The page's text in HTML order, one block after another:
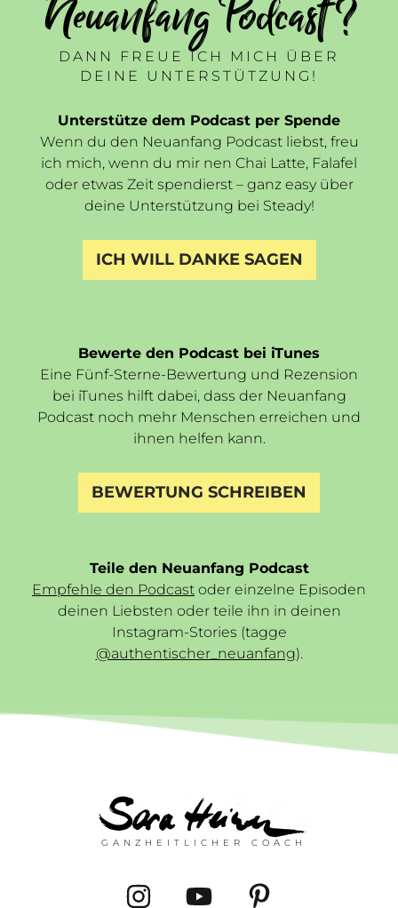
Neuanfang Podcast ?
DANN FREUE ICH MICH ÜBER
DEINE UNTERSTÜTZUNG!
Unterstütze dem Podcast per Spende
Wenn du den Neuanfang Podcast liebst, freu
ich mich, wenn du mir nen Chai Latte, Falafel
oder etwas Zeit spendierst – ganz easy über
deine Unterstützung bei Steady!
ICH WILL DANKE SAGEN
Bewerte den Podcast bei iTunes
Eine Fünf-Sterne-Bewertung und Rezension
bei iTunes hilft dabei, dass der Neuanfang
Podcast noch mehr Menschen erreichen und
ihnen helfen kann.
BEWERTUNG SCHREIBEN
Teile den Neuanfang Podcast
Empfehle den Podcast oder einzelne Episoden
deinen Liebsten oder teile ihn in deinen
Instagram-Stories (tagge
@authentischer_neuanfang).
GANZHEITLICHER COACH